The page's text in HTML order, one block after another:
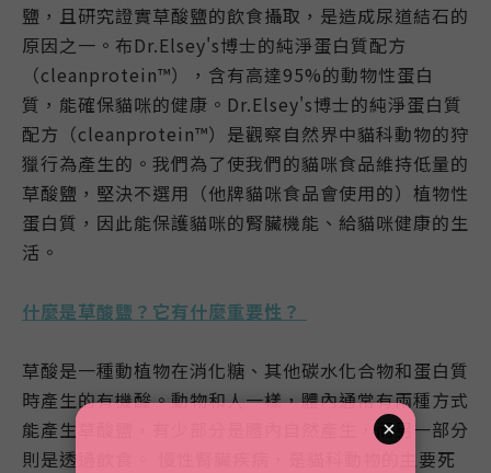
鹽，且研究證實草酸鹽的飲食攝取，是造成尿道結石的
原因之一。布Dr.Elsey's博士的純淨蛋白質配方
（cleanprotein™），含有高達95%的動物性蛋白
質，能確保貓咪的健康。Dr.Elsey's博士的純淨蛋白質
配方（cleanprotein™）是觀察自然界中貓科動物的狩
獵行為產生的。我們為了使我們的貓咪食品維持低量的
草酸鹽，堅決不選用（他牌貓咪食品會使用的）植物性
蛋白質，因此能保護貓咪的腎臟機能、給貓咪健康的生
活。
什麼是草酸鹽？它有什麼重要性？
草酸是一種動植物在消化糖、其他碳水化合物和蛋白質
時產生的有機酸。動物和人一樣，體內通常有兩種方式
能產生草酸鹽，有少部分是體內自然產生，而另一部分
則是透過飲食。 慢性腎臟疾病，是貓科動物的主要死